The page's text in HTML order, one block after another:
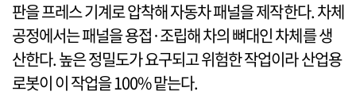
판을 프레스 기계로 압착해 자동차 패널을 제작한다. 차체
공정에서는 패널을 용접·조립해 차의 뼈대인 차체를 생
산한다. 높은 정밀도가 요구되고 위험한 작업이라 산업용
로봇이 이 작업을 100% 맡는다.